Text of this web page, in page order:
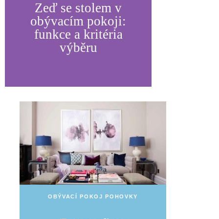
Zeď se stolem v
obývacím pokoji:
funkce a kritéria
výběru
OBÝVACÍ POKOJ POHOVKY